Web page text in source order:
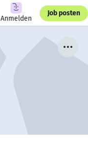
Anmelden
Job posten